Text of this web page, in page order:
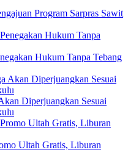
Program Sarpras Sawit
Hukum Tanpa Tebang
Diperjuangkan Sesuai
Ultah Gratis, Liburan